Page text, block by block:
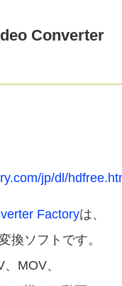
Converter
jp/dl/
Factoryは、
換ソフトです。
MOV、